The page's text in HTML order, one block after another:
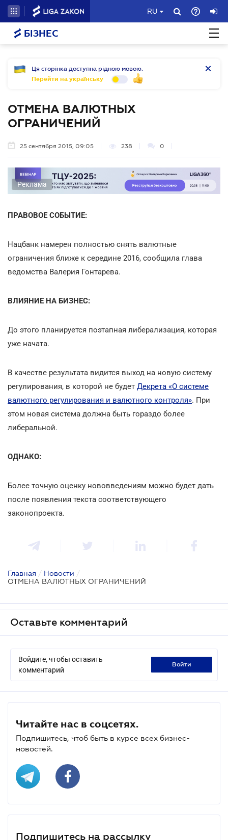
RU
БІЗНЕС
Ця сторінка доступна рідною мовою.
Перейти на українську
ОТМЕНА ВАЛЮТНЫХ
ОГРАНИЧЕНИЙ
25 сентября 2015, 09:05 238 0
Реклама
ПРАВОВОЕ СОБЫТИЕ:
Нацбанк намерен полностью снять валютные
ограничения ближе к середине 2016, сообщила глава
ведомства Валерия Гонтарева.
ВЛИЯНИЕ НА БИЗНЕС:
До этого планируется поэтапная либерализация, которая
уже начата.
В качестве результата видится выход на новую систему
регулирования, в которой не будет Декрета «О системе
валютного регулирования и валютного контроля». При
этом новая система должна быть гораздо более
либеральной.
ОДНАКО:
Более точную оценку нововведениям можно будет дать
после появления текста соответствующего
законопроекта.
Главная / Новости /
ОТМЕНА ВАЛЮТНЫХ ОГРАНИЧЕНИЙ
Оставьте комментарий
Войдите, чтобы оставить
комментарий
войти
Читайте нас в соцсетях.
Подпишитесь, чтоб быть в курсе всех бизнес-
новостей.
Подпишитесь на рассылку